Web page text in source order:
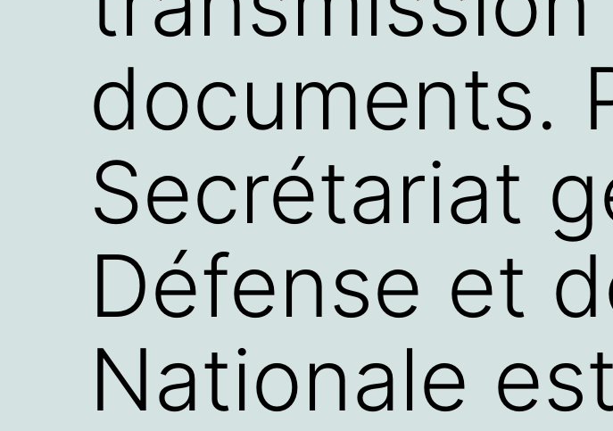
documents.
Secrétariat
Défense et
Nationale